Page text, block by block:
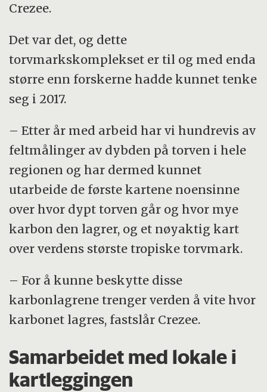
Crezee.
Det var det, og dette
torvmarkskomplekset er til og med enda
større enn forskerne hadde kunnet tenke
seg i 2017.
– Etter år med arbeid har vi hundrevis av
feltmålinger av dybden på torven i hele
regionen og har dermed kunnet
utarbeide de første kartene noensinne
over hvor dypt torven går og hvor mye
karbon den lagrer, og et nøyaktig kart
over verdens største tropiske torvmark.
– For å kunne beskytte disse
karbonlagrene trenger verden å vite hvor
karbonet lagres, fastslår Crezee.
Samarbeidet med lokale i
kartleggingen